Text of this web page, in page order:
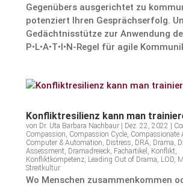
Gegen­übers ausge­richtet zu
poten­ziert Ihren Gesprächs­er­folg.
Gedächt­nis­stütze zur Anwen­dung
P•L•A•T•I•N‑Regel für agile
Konflikt­re­si­lienz kann man
von Dr. Uta Barbara Nachbaur Dez. 22, 2022
Compassion, Compassion Cycle, Compassionate
Computer & Automation, Distress, DRA, Drama,
Assessment, Dramadreieck, Fachartikel , Konflikt,
Konfliktkompetenz, Leading Out of Drama, LOD,
Streitkultur
Wo Menschen zusam­men­kommen